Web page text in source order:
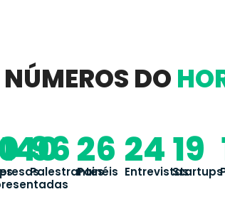
DO
96
Palestrantes
26
Painéis 24
Entrevistas19
Startups